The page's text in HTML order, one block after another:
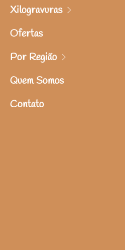
Xilogravuras
Ofertas
Por Região
Quem Somos
Contato